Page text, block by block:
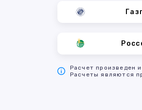
Расчет произведен
Расчеты являются